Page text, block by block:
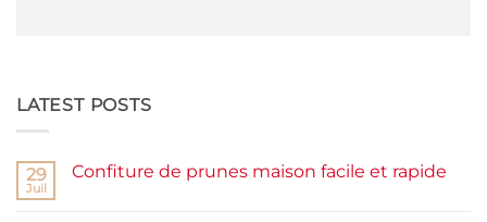
LATEST POSTS
29
Juil
Confiture de prunes maison facile et rapide